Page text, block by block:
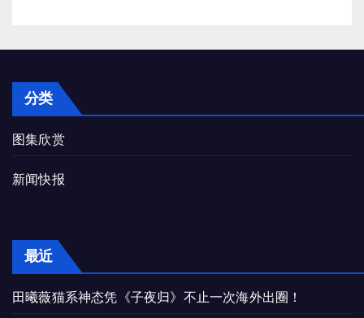
分类
图集欣赏
新闻快报
最近
田曦薇猫系神态凭《子夜归》不止一次海外出圈！